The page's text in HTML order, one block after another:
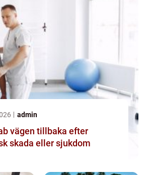
admin
skada eller sjukdom